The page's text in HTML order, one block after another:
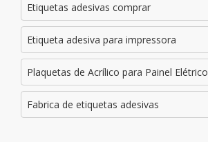
Etiquetas adesivas comprar
Etiqueta adesiva para impressora
Plaquetas de Acrílico para Painel Elétrico
Fabrica de etiquetas adesivas